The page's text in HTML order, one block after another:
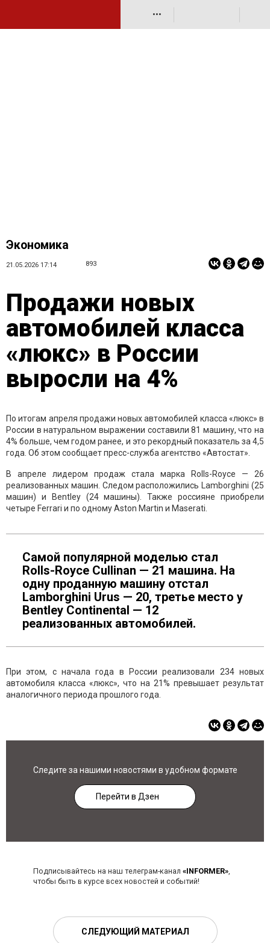
•••
Экономика
21.05.2026 17:14 893
Продажи новых
автомобилей класса
«люкс» в России
выросли на 4%
По итогам апреля продажи новых автомобилей класса «люкс» в
России в натуральном выражении составили 81 машину, что на
4% больше, чем годом ранее, и это рекордный показатель за 4,5
года. Об этом сообщает пресс-служба агентство «Автостат».
В апреле лидером продаж стала марка Rolls-Royce — 26
реализованных машин. Следом расположились Lamborghini (25
машин) и Bentley (24 машины). Также россияне приобрели
четыре Ferrari и по одному Aston Martin и Maserati.
Самой популярной моделью стал
Rolls-Royce Cullinan — 21 машина. На
одну проданную машину отстал
Lamborghini Urus — 20, третье место у
Bentley Continental — 12
реализованных автомобилей.
При этом, с начала года в России реализовали 234 новых
автомобиля класса «люкс», что на 21% превышает результат
аналогичного периода прошлого года.
Следите за нашими новостями в удобном формате
Перейти в Дзен
Подписывайтесь на наш телеграм-канал «INFORMER»,
чтобы быть в курсе всех новостей и событий!
СЛЕДУЮЩИЙ МАТЕРИАЛ